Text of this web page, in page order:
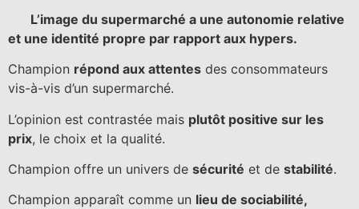
L’image du supermarché a une autonomie relative
et une identité propre par rapport aux hypers.
Champion répond aux attentes des consommateurs
vis-à-vis d’un supermarché.
L’opinion est contrastée mais plutôt positive sur les
prix, le choix et la qualité.
Champion offre un univers de sécurité et de stabilité.
Champion apparaît comme un lieu de sociabilité,